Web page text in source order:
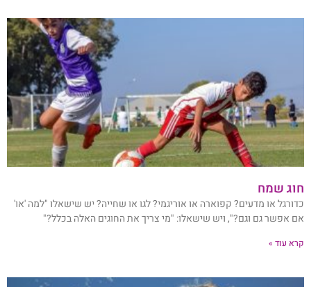
חוג שמח
כדורגל או מדעים? קפוארה או אוריגמי? לגו או שחייה? יש שישאלו "למה 'או'
אם אפשר גם וגם?", ויש שישאלו: "מי צריך את החוגים האלה בכלל?"
קרא עוד »